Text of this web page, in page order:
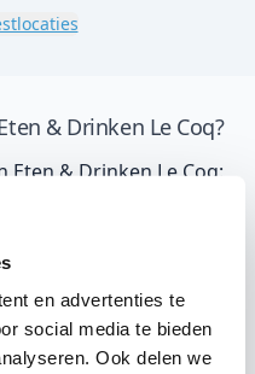
en advertenties te
social media te bieden
Ook delen we
& Drinken Le Coq?
Eten & Drinken Le Coq:
gaat boeken, wil je
nog nooit zo makkelijk.